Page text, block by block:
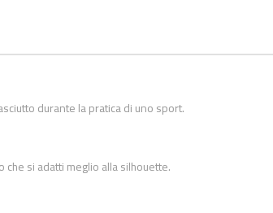
durante la pratica di uno sport.
si adatti meglio alla silhouette.